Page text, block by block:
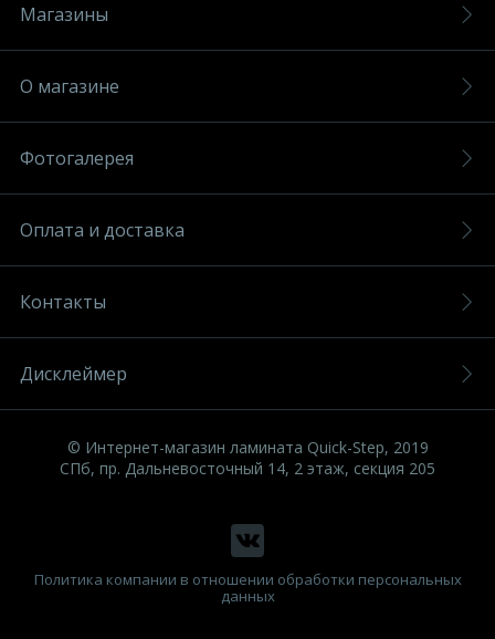
Магазины
О магазине
Фотогалерея
Оплата и доставка
Контакты
Дисклеймер
© Интернет-магазин ламината Quick-Step, 2019
СПб, пр. Дальневосточный 14, 2 этаж, секция 205
Политика компании в отношении обработки персональных
данных